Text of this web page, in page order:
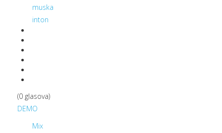
muska
inton
(0 glasova)
DEMO
Mix